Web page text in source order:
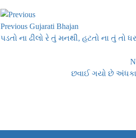
Previous Gujarati Bhajan
પડતો ના ઢીલો રે તું મનથી, હટતો ના તું તો
છવાઈ ગયો છે